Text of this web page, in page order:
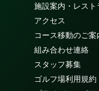
施設案内・レスト
アクセス
コース移動のご案
組み合わせ連絡
スタッフ募集
ゴルフ場利用規約